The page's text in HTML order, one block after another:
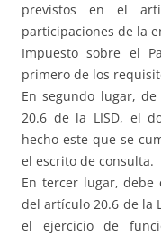
previstos en el
participaciones de la
Impuesto sobre el
primero de los
En segundo lugar,
20.6 de la LISD, el
hecho este que se
el escrito de consulta.
En tercer lugar,
del artículo 20.6 de la
el ejercicio de